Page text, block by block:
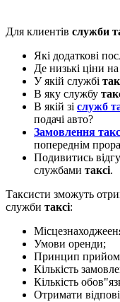
Для клиентів служби
Які додаткові
Де низькі ціни
У якій службі
В яку службу
В якій зі служб
подачі авто?
Замовлення
попереднім
Подивитись
службами таксі.
Таксисти зможуть
служби таксі:
Умови оренди;
Принцип
Кількість
Кількість
Отримати